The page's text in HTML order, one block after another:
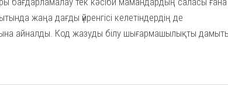
жаңа дағды үйренгісі келетіндердің де
айналды. Код жазуды білу шығармашылықты